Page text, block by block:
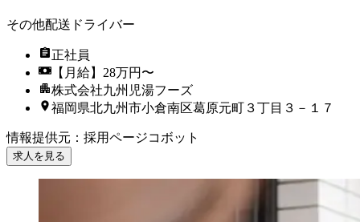
その他配送ドライバー
正社員
【月給】28万円〜
株式会社九州児湯フーズ
福岡県北九州市小倉南区葛原元町３丁目３－１７
情報提供元 ： 採用ページコボット
求人を見る